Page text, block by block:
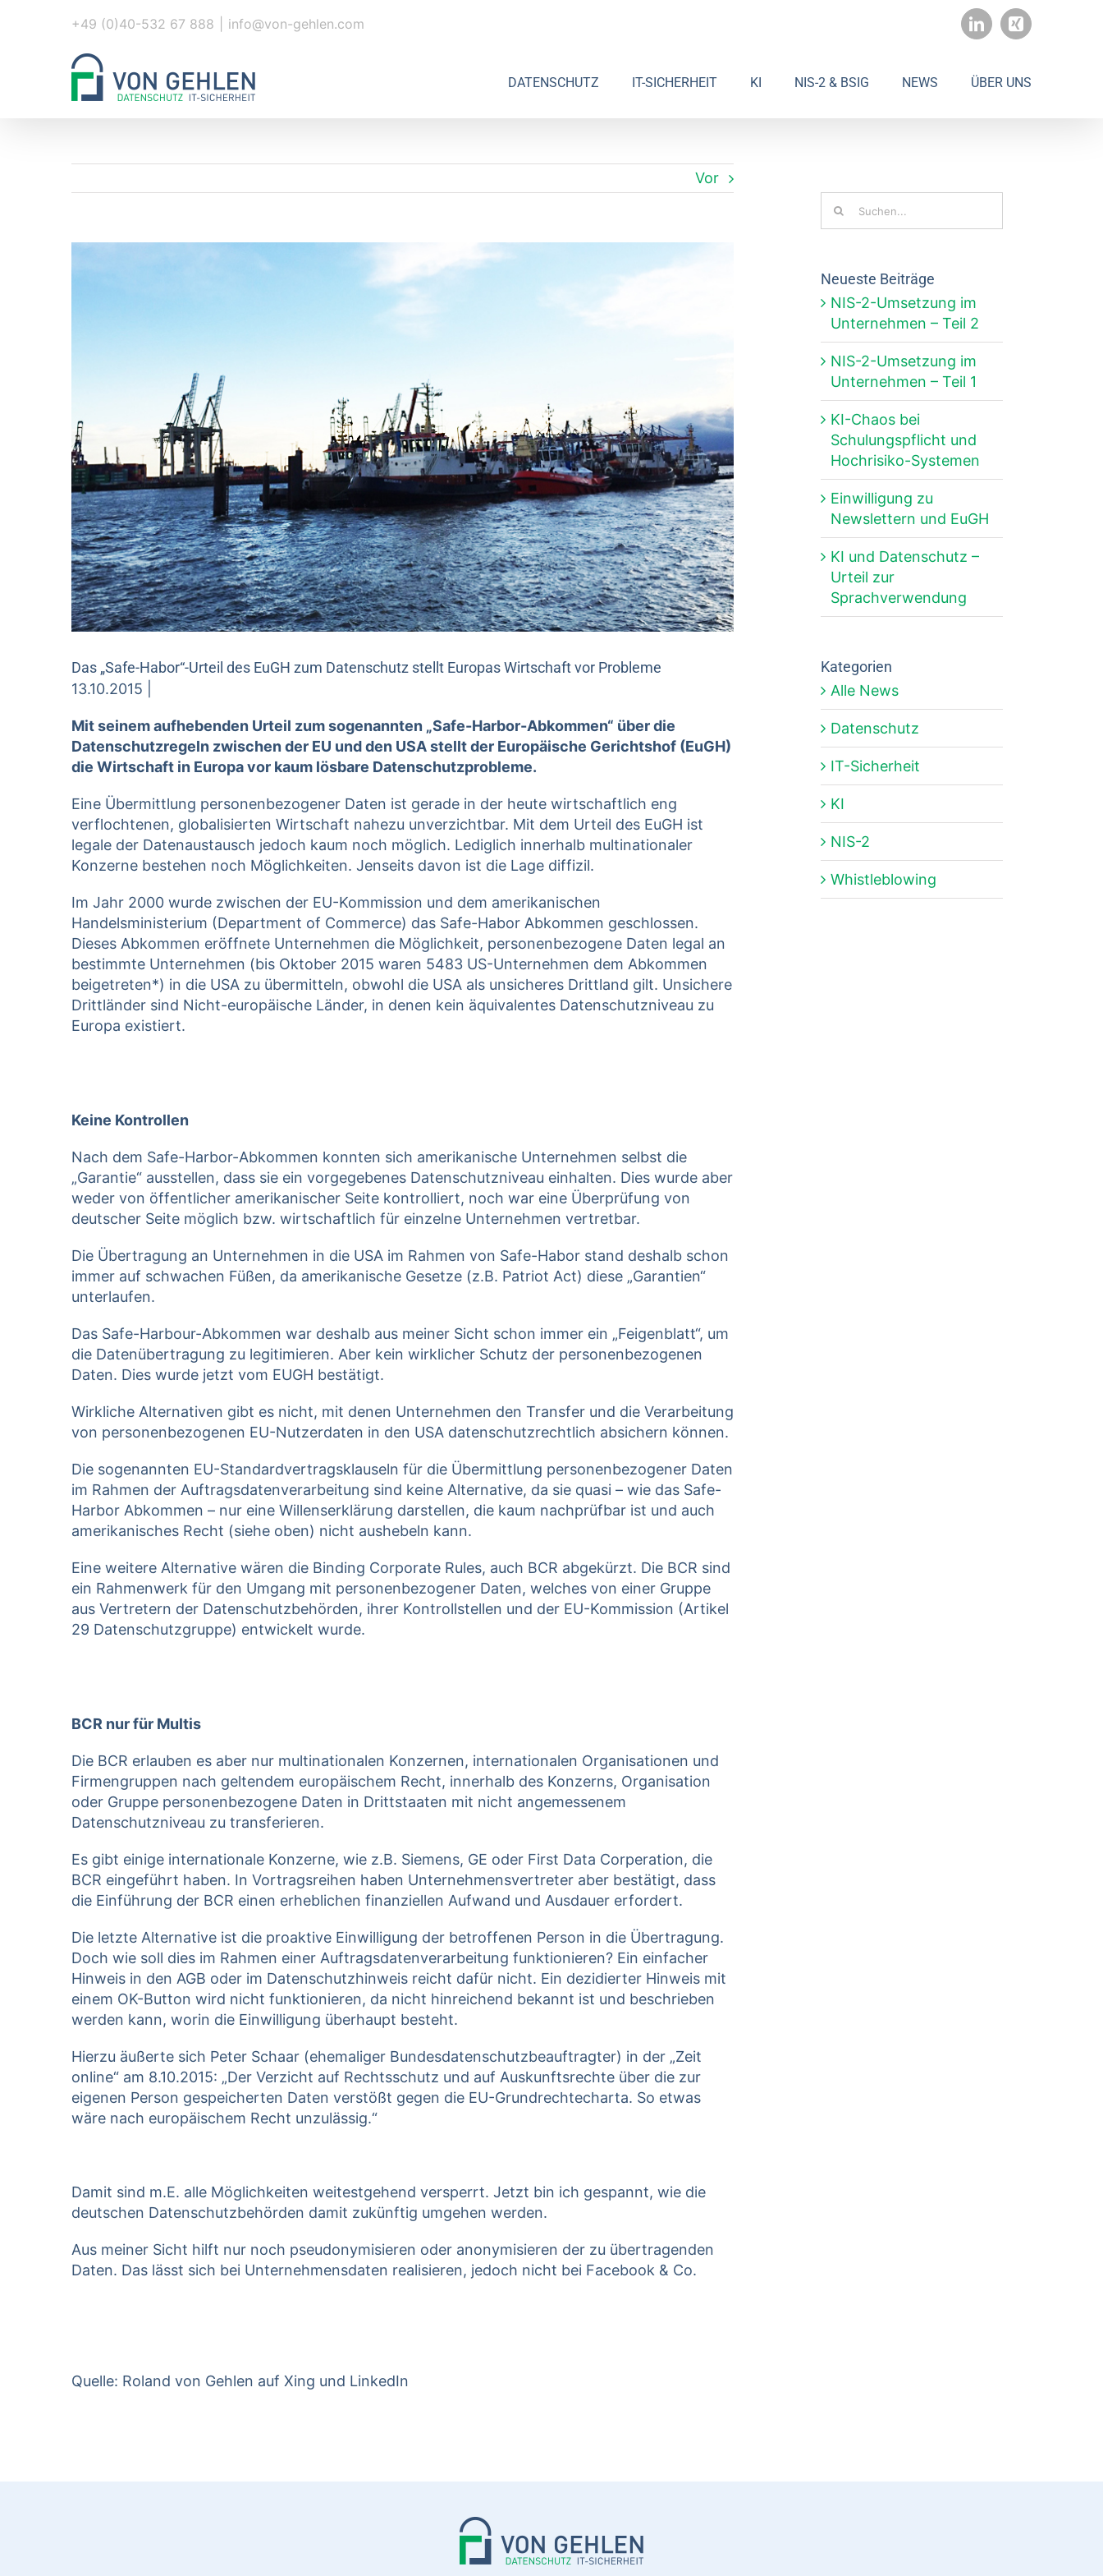
+49 (0)40-532 67 888 info@von-gehlen.com LinkedIn
Xing
DATENSCHUTZ IT-SICHERHEIT KI NIS-2 & BSIG NEWS ÜBER UNS
Vor
Das „Safe-Habor“-Urteil des EuGH zum Datenschutz stellt Europas Wirtschaft vor Probleme
13.10.2015 |
Mit seinem aufhebenden Urteil zum sogenannten „Safe-Harbor-Abkommen“ über die
Datenschutzregeln zwischen der EU und den USA stellt der Europäische Gerichtshof (EuGH)
die Wirtschaft in Europa vor kaum lösbare Datenschutzprobleme.
Eine Übermittlung personenbezogener Daten ist gerade in der heute wirtschaftlich eng
verflochtenen, globalisierten Wirtschaft nahezu unverzichtbar. Mit dem Urteil des EuGH ist
legale der Datenaustausch jedoch kaum noch möglich. Lediglich innerhalb multinationaler
Konzerne bestehen noch Möglichkeiten. Jenseits davon ist die Lage diffizil.
Im Jahr 2000 wurde zwischen der EU-Kommission und dem amerikanischen
Handelsministerium (Department of Commerce) das Safe-Habor Abkommen geschlossen.
Dieses Abkommen eröffnete Unternehmen die Möglichkeit, personenbezogene Daten legal an
bestimmte Unternehmen (bis Oktober 2015 waren 5483 US-Unternehmen dem Abkommen
beigetreten*) in die USA zu übermitteln, obwohl die USA als unsicheres Drittland gilt. Unsichere
Drittländer sind Nicht-europäische Länder, in denen kein äquivalentes Datenschutzniveau zu
Europa existiert.
Keine Kontrollen
Nach dem Safe-Harbor-Abkommen konnten sich amerikanische Unternehmen selbst die
„Garantie“ ausstellen, dass sie ein vorgegebenes Datenschutzniveau einhalten. Dies wurde aber
weder von öffentlicher amerikanischer Seite kontrolliert, noch war eine Überprüfung von
deutscher Seite möglich bzw. wirtschaftlich für einzelne Unternehmen vertretbar.
Die Übertragung an Unternehmen in die USA im Rahmen von Safe-Habor stand deshalb schon
immer auf schwachen Füßen, da amerikanische Gesetze (z.B. Patriot Act) diese „Garantien“
unterlaufen.
Das Safe-Harbour-Abkommen war deshalb aus meiner Sicht schon immer ein „Feigenblatt“, um
die Datenübertragung zu legitimieren. Aber kein wirklicher Schutz der personenbezogenen
Daten. Dies wurde jetzt vom EUGH bestätigt.
Wirkliche Alternativen gibt es nicht, mit denen Unternehmen den Transfer und die Verarbeitung
von personenbezogenen EU-Nutzerdaten in den USA datenschutzrechtlich absichern können.
Die sogenannten EU-Standardvertragsklauseln für die Übermittlung personenbezogener Daten
im Rahmen der Auftragsdatenverarbeitung sind keine Alternative, da sie quasi – wie das Safe-
Harbor Abkommen – nur eine Willenserklärung darstellen, die kaum nachprüfbar ist und auch
amerikanisches Recht (siehe oben) nicht aushebeln kann.
Eine weitere Alternative wären die Binding Corporate Rules, auch BCR abgekürzt. Die BCR sind
ein Rahmenwerk für den Umgang mit personenbezogener Daten, welches von einer Gruppe
aus Vertretern der Datenschutzbehörden, ihrer Kontrollstellen und der EU-Kommission (Artikel
29 Datenschutzgruppe) entwickelt wurde.
BCR nur für Multis
Die BCR erlauben es aber nur multinationalen Konzernen, internationalen Organisationen und
Firmengruppen nach geltendem europäischem Recht, innerhalb des Konzerns, Organisation
oder Gruppe personenbezogene Daten in Drittstaaten mit nicht angemessenem
Datenschutzniveau zu transferieren.
Es gibt einige internationale Konzerne, wie z.B. Siemens, GE oder First Data Corperation, die
BCR eingeführt haben. In Vortragsreihen haben Unternehmensvertreter aber bestätigt, dass
die Einführung der BCR einen erheblichen finanziellen Aufwand und Ausdauer erfordert.
Die letzte Alternative ist die proaktive Einwilligung der betroffenen Person in die Übertragung.
Doch wie soll dies im Rahmen einer Auftragsdatenverarbeitung funktionieren? Ein einfacher
Hinweis in den AGB oder im Datenschutzhinweis reicht dafür nicht. Ein dezidierter Hinweis mit
einem OK-Button wird nicht funktionieren, da nicht hinreichend bekannt ist und beschrieben
werden kann, worin die Einwilligung überhaupt besteht.
Hierzu äußerte sich Peter Schaar (ehemaliger Bundesdatenschutzbeauftragter) in der „Zeit
online“ am 8.10.2015: „Der Verzicht auf Rechtsschutz und auf Auskunftsrechte über die zur
eigenen Person gespeicherten Daten verstößt gegen die EU-Grundrechtecharta. So etwas
wäre nach europäischem Recht unzulässig.“
Damit sind m.E. alle Möglichkeiten weitestgehend versperrt. Jetzt bin ich gespannt, wie die
deutschen Datenschutzbehörden damit zukünftig umgehen werden.
Aus meiner Sicht hilft nur noch pseudonymisieren oder anonymisieren der zu übertragenden
Daten. Das lässt sich bei Unternehmensdaten realisieren, jedoch nicht bei Facebook & Co.
Quelle: Roland von Gehlen auf Xing und LinkedIn
Neueste Beiträge
NIS-2-Umsetzung im
Unternehmen – Teil 2
NIS-2-Umsetzung im
Unternehmen – Teil 1
KI-Chaos bei
Schulungspflicht und
Hochrisiko-Systemen
Einwilligung zu
Newslettern und EuGH
KI und Datenschutz –
Urteil zur
Sprachverwendung
Kategorien
Alle News
Datenschutz
IT-Sicherheit
KI
NIS-2
Whistleblowing